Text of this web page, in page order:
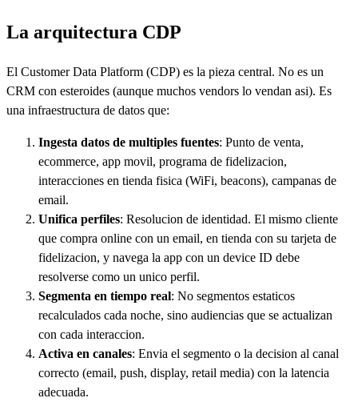
La arquitectura CDP
El Customer Data Platform (CDP) es la pieza central. No es un
CRM con esteroides (aunque muchos vendors lo vendan asi). Es
una infraestructura de datos que:
Ingesta datos de multiples fuentes: Punto de venta,
ecommerce, app movil, programa de fidelizacion,
interacciones en tienda fisica (WiFi, beacons), campanas de
email.
Unifica perfiles: Resolucion de identidad. El mismo cliente
que compra online con un email, en tienda con su tarjeta de
fidelizacion, y navega la app con un device ID debe
resolverse como un unico perfil.
Segmenta en tiempo real: No segmentos estaticos
recalculados cada noche, sino audiencias que se actualizan
con cada interaccion.
Activa en canales: Envia el segmento o la decision al canal
correcto (email, push, display, retail media) con la latencia
adecuada.